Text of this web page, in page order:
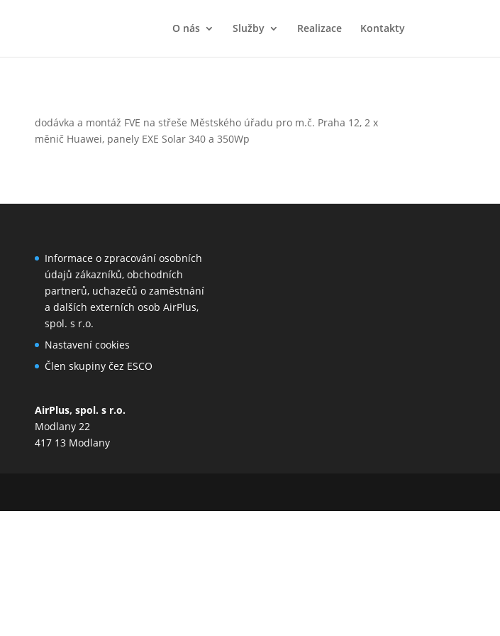
O nás Služby Realizace Kontakty
dodávka a montáž FVE na střeše Městského úřadu pro m.č. Praha 12, 2 x
měnič Huawei, panely EXE Solar 340 a 350Wp
Informace o zpracování osobních
údajů zákazníků, obchodních
partnerů, uchazečů o zaměstnání
a dalších externích osob AirPlus,
spol. s r.o.
Nastavení cookies
Člen skupiny čez ESCO
AirPlus, spol. s r.o.
Modlany 22
417 13 Modlany